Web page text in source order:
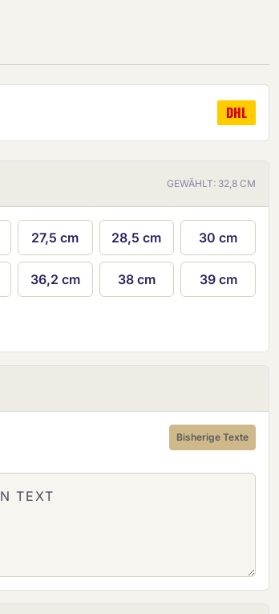
DHL
GEWÄHLT: 32,8 CM
27,5 cm 28,5 cm 30 cm
36,2 cm 38 cm 39 cm
Bisherige Texte